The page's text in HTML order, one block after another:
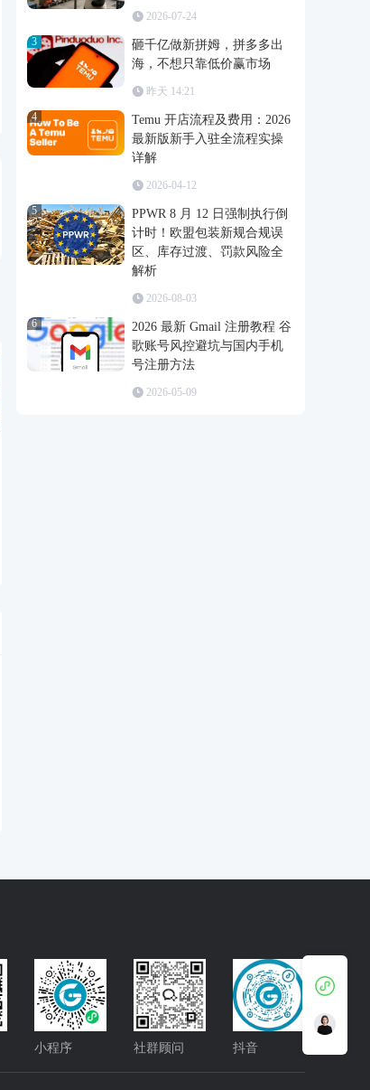
2026-07-24
3
砸千亿做新拼姆，拼多多出
海，不想只靠低价赢市场
昨天 14:21
4
Temu 开店流程及费用：2026
最新版新手入驻全流程实操
详解
2026-04-12
5
PPWR 8 月 12 日强制执行倒
计时！欧盟包装新规合规误
区、库存过渡、罚款风险全
解析
2026-08-03
6
2026 最新 Gmail 注册教程 谷
歌账号风控避坑与国内手机
号注册方法
2026-05-09
小程序 社群顾问 抖音